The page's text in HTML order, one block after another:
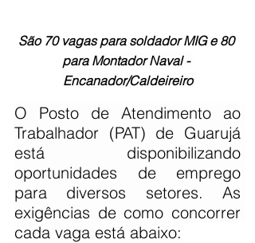
São 70 vagas para soldador MIG e 80
para Montador Naval -
Encanador/Caldeireiro
O Posto de Atendimento ao
Trabalhador (PAT) de Guarujá
está disponibilizando
oportunidades de emprego
para diversos setores. As
exigências de como concorrer
cada vaga está abaixo: